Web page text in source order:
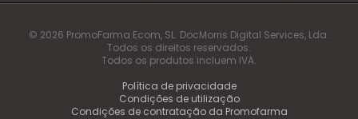
© 2026 PromoFarma Ecom, SL. DocMorris Digital Services, Lda.
Todos os direitos reservados.
Todos os produtos incluem IVA.
Política de privacidade
Condições de utilização
Condições de contratação da Promofarma